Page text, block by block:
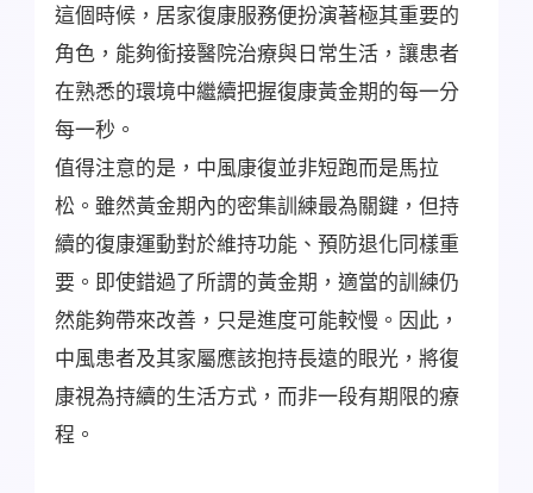
這個時候，居家復康服務便扮演著極其重要的
角色，能夠銜接醫院治療與日常生活，讓患者
在熟悉的環境中繼續把握復康黃金期的每一分
每一秒。
值得注意的是，中風康復並非短跑而是馬拉
松。雖然黃金期內的密集訓練最為關鍵，但持
續的復康運動對於維持功能、預防退化同樣重
要。即使錯過了所謂的黃金期，適當的訓練仍
然能夠帶來改善，只是進度可能較慢。因此，
中風患者及其家屬應該抱持長遠的眼光，將復
康視為持續的生活方式，而非一段有期限的療
程。